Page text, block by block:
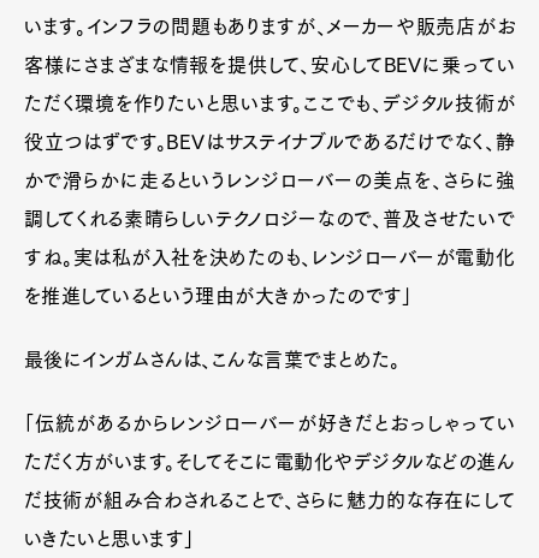
います。インフラの問題もありますが、メーカーや販売店がお
客様にさまざまな情報を提供して、安心してBEVに乗ってい
ただく環境を作りたいと思います。ここでも、デジタル技術が
役立つはずです。BEVはサステイナブルであるだけでなく、静
かで滑らかに走るというレンジローバーの美点を、さらに強
調してくれる素晴らしいテクノロジーなので、普及させたいで
すね。実は私が入社を決めたのも、レンジローバーが電動化
を推進しているという理由が大きかったのです」
最後にインガムさんは、こんな言葉でまとめた。
「伝統があるからレンジローバーが好きだとおっしゃってい
ただく方がいます。そしてそこに電動化やデジタルなどの進ん
だ技術が組み合わされることで、さらに魅力的な存在にして
いきたいと思います」